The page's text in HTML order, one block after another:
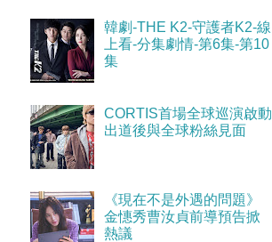
韓劇-THE K2-守護者K2-線
上看-分集劇情-第6集-第10
集
CORTIS首場全球巡演啟動
出道後與全球粉絲見面
《現在不是外遇的問題》
金憓秀曹汝貞前導預告掀
熱議